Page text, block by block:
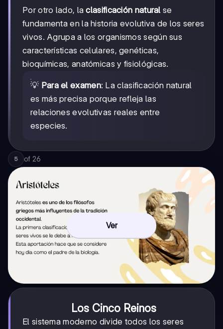
Por otro lado, laclasificación natural se
fundamenta en la historia evolutiva de los seres
vivos. Agrupa a los organismos según sus
características celulares, genéticas,
bioquímicas, anatómicas y fisiológicas.
💡 Para el examen: La clasificación natural
es más precisa porque refleja las
relaciones evolutivas reales entre
especies.
5 of 26
Ver
Los Cinco Reinos
El sistema moderno divide todos los seres